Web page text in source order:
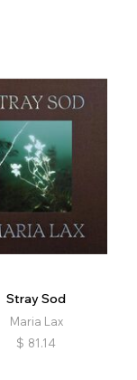
Stray Sod
Maria Lax
$ 81.14